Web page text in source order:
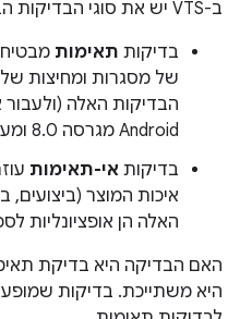
ב-VTS יש את סוגי הבדיקות הבאים:
בדיקות תאימות
של מסגרות ומחיצות
הבדיקות האלה
Android מגרסה 8.0 ומעלה.
בדיקות אי-תאימות
האלה הן אופציונליות
האם הבדיקה היא בדיקת
היא משתייכת. בדיקות